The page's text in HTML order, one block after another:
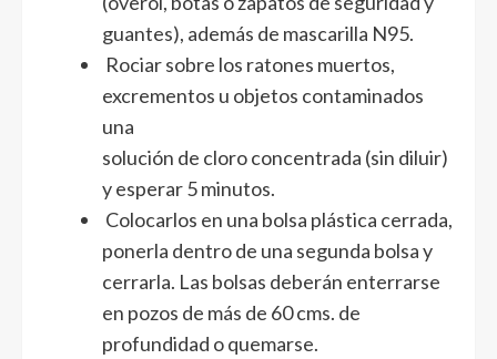
guantes), además de mascarilla N95.
Rociar sobre los ratones muertos,
excrementos u objetos contaminados
una
solución de cloro concentrada (sin diluir)
y esperar 5 minutos.
Colocarlos en una bolsa plástica cerrada,
ponerla dentro de una segunda bolsa y
cerrarla. Las bolsas deberán enterrarse
en pozos de más de 60 cms. de
profundidad o quemarse.